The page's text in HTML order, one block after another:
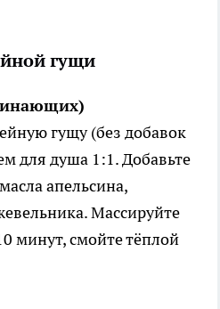
гущи
гущу (без добавок
для душа 1:1. Добавьте
апельсина,
Массируйте
минут, смойте тёплой